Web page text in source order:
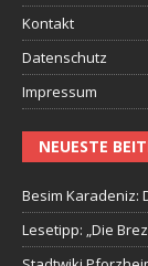
Kontakt
Datenschutz
Impressum
NEUESTE
Besim Karadeniz:
Lesetipp: „Die